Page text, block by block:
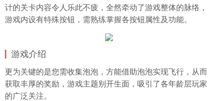
计的关卡内容令人乐此不疲，全然牵动了游戏整体的脉络，
游戏内设有特殊按钮，需熟练掌握各按钮属性及功能。
游戏介绍
更为关键的是您需收集泡泡，方能借助泡泡实现飞行，从而
获取丰厚的奖励，游戏主题别开生面，吸引了各年龄层玩家
的广泛关注。